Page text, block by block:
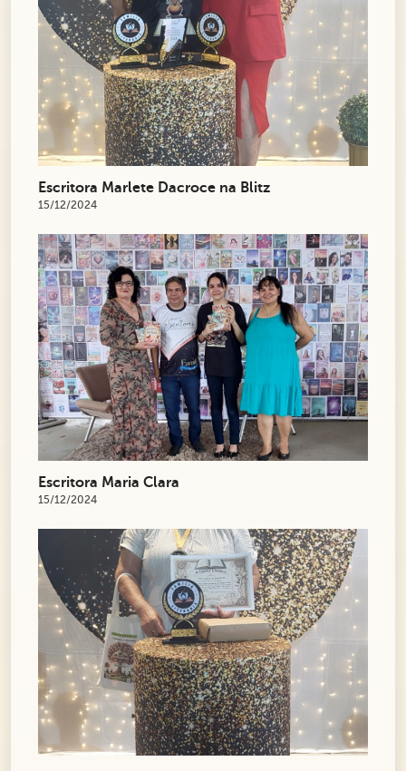
Escritora Marlete Dacroce na Blitz
15/12/2024
Escritora Maria Clara
15/12/2024